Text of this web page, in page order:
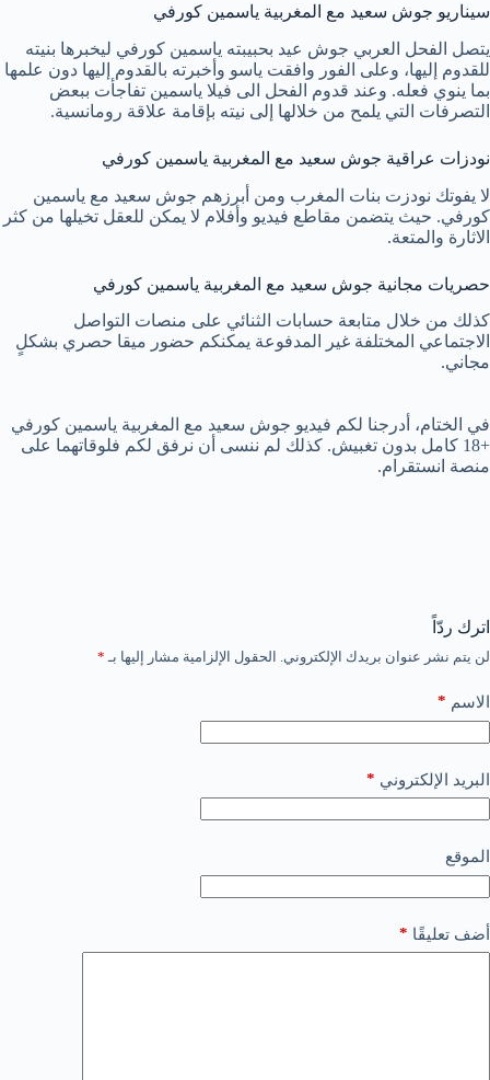
سيناريو جوش سعيد مع المغربية ياسمين كورفي
يتصل الفحل العربي جوش عيد بحبيبته ياسمين كورفي ليخبرها بنيته
للقدوم إليها، وعلى الفور وافقت ياسو وأخبرته بالقدوم إليها دون علمها
بما ينوي فعله. وعند قدوم الفحل الى فيلا ياسمين تفاجأت ببعض
التصرفات التي يلمح من خلالها إلى نيته بإقامة علاقة رومانسية.
نودزات عراقية جوش سعيد مع المغربية ياسمين كورفي
لا يفوتك نودزت بنات المغرب ومن أبرزهم جوش سعيد مع ياسمين
كورفي. حيث يتضمن مقاطع فيديو وأفلام لا يمكن للعقل تخيلها من كثر
الاثارة والمتعة.
حصريات مجانية جوش سعيد مع المغربية ياسمين كورفي
كذلك من خلال متابعة حسابات الثنائي على منصات التواصل
الاجتماعي المختلفة غير المدفوعة يمكنكم حضور ميقا حصري بشكلٍ
مجاني.
في الختام، أدرجنا لكم فيديو جوش سعيد مع المغربية ياسمين كورفي
+18 كامل بدون تغبيش. كذلك لم ننسى أن نرفق لكم فلوقاتهما على
منصة انستقرام.
اترك ردّاً
لن يتم نشر عنوان بريدك الإلكتروني. الحقول الإلزامية مشار إليها بـ *
الاسم *
البريد الإلكتروني *
الموقع
أضف تعليقًا *